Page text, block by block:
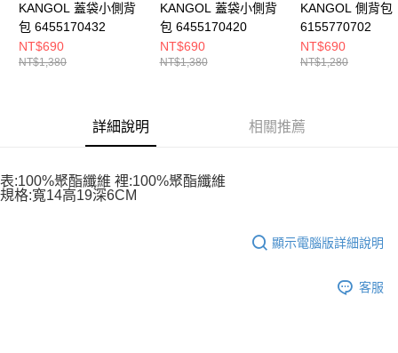
KANGOL 蓋袋小側背
包 6455170432
NT$690
NT$1,380
KANGOL 蓋袋小側背
包 6455170420
NT$690
NT$1,380
KANGOL 側背包
6155770702
NT$690
NT$1,280
詳細說明 相關推薦
表:100%聚酯纖維 裡:100%聚酯纖維
規格:寬14高19深6CM
顯示電腦版詳細說明
客服